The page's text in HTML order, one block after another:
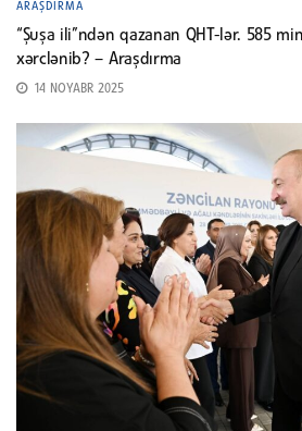
ARAŞDIRMA
“Şuşa ili”ndən qazanan QHT-lər. 585
xərclənib? – Araşdırma
14 NOYABR 2025